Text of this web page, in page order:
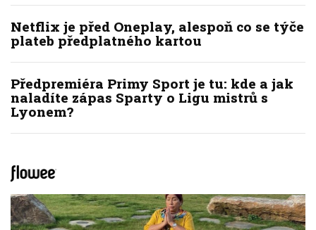
Netflix je před Oneplay, alespoň co se týče
plateb předplatného kartou
Předpremiéra Primy Sport je tu: kde a jak
naladíte zápas Sparty o Ligu mistrů s
Lyonem?